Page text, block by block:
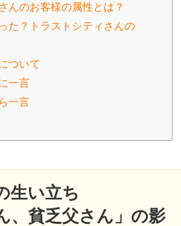
んのお客様の属性とは？
た？トラストシティさんの
ついて
一言
一言
生い立ち
、貧乏父さん」の影